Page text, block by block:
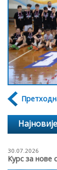
30.07.2026
Курс за нове